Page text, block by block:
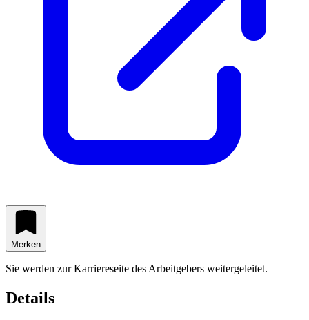
Merken
Sie werden zur Karriereseite des Arbeitgebers weitergeleitet.
Details